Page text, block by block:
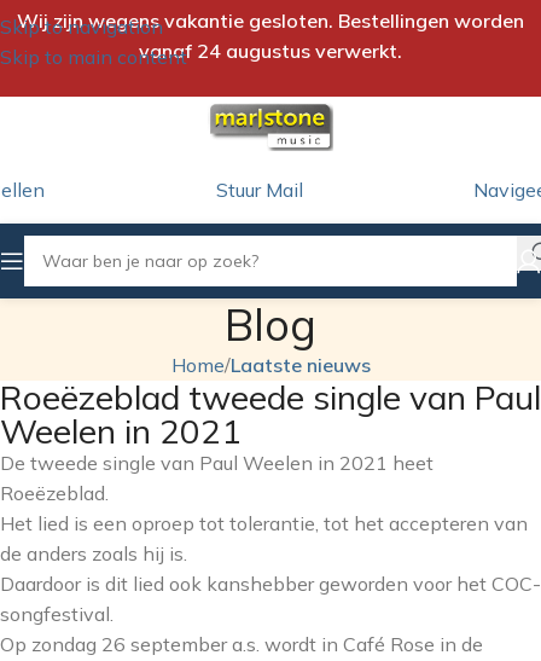
Skip to navigation
Skip to main content
Wij zijn wegens vakantie gesloten. Bestellingen worden
vanaf 24 augustus verwerkt.
Stuur Mail
Blog
Home/Laatste nieuws
Roeëzeblad tweede single van Paul
Weelen in 2021
De tweede single van Paul Weelen in 2021 heet
Roeëzeblad.
Het lied is een oproep tot tolerantie, tot het accepteren van
de anders zoals hij is.
Daardoor is dit lied ook kanshebber geworden voor het COC-
songfestival.
Op zondag 26 september a.s. wordt in Café Rose in de